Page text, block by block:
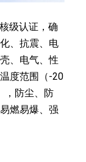
级认证，确
、抗震、电
、电气、性
度范围（-20
，防尘、防
燃易爆、强